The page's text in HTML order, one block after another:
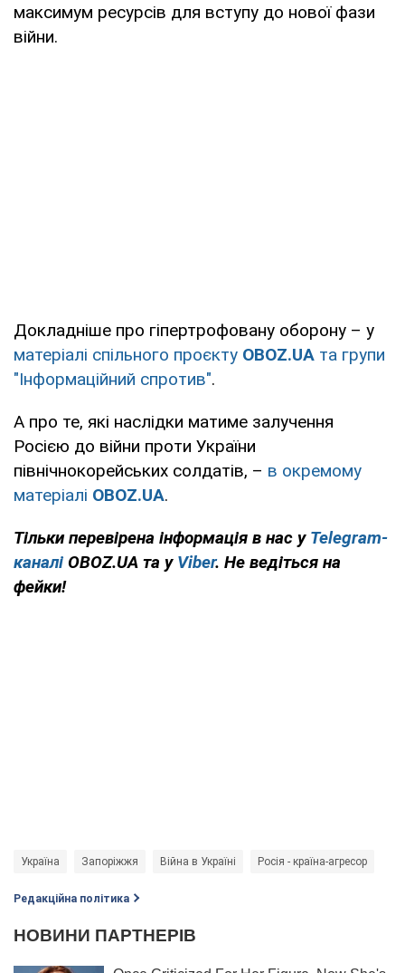
максимум ресурсів для вступу до нової фази
війни.
Докладніше про гіпертрофовану оборону – у
матеріалі спільного проєкту OBOZ.UA та групи
"Інформаційний спротив".
А про те, які наслідки матиме залучення
Росією до війни проти України
північнокорейських солдатів, – в окремому
матеріалі OBOZ.UA.
Тільки перевірена інформація в нас у Telegram-
каналі OBOZ.UA та у Viber. Не ведіться на
фейки!
Україна Запоріжжя Війна в Україні Росія - країна-агресор
Редакційна політика